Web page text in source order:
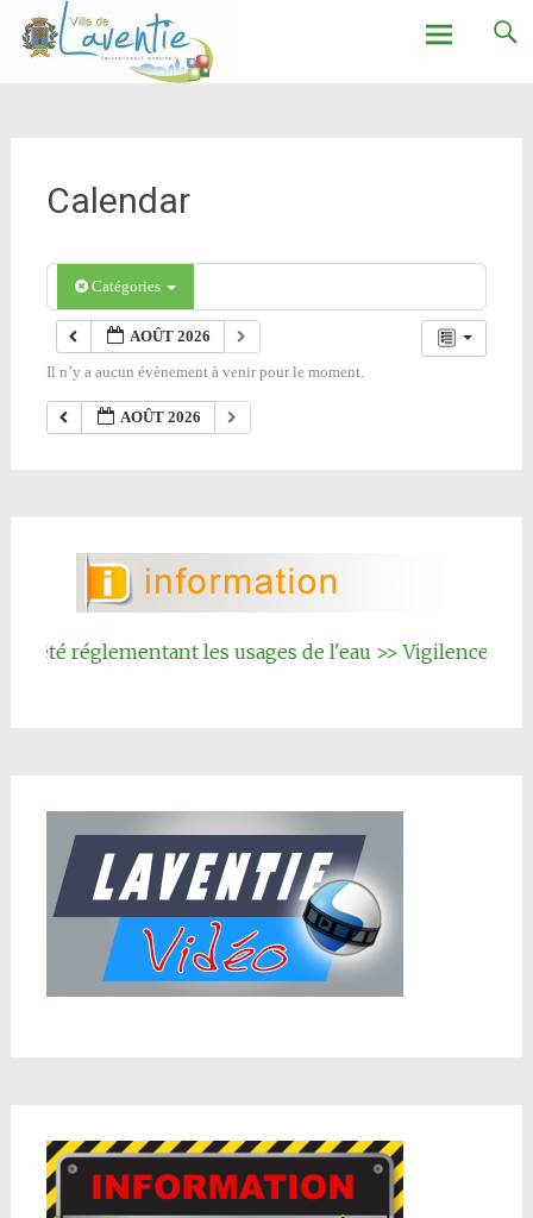
Ville de Laventie
Calendar
Catégories
AOÛT 2026
Il n’y a aucun évènement à venir pour le moment.
AOÛT 2026
réglementant les usages de l'eau >> Vigilence